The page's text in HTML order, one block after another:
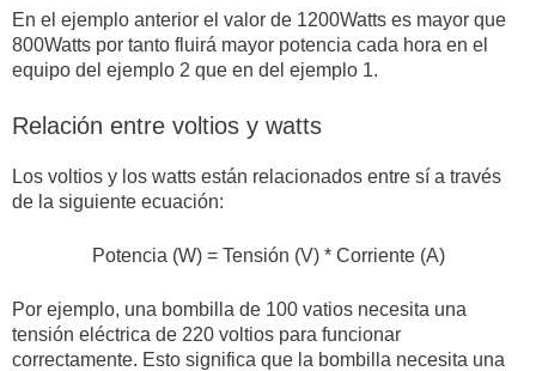
En el ejemplo anterior el valor de 1200Watts es mayor que
800Watts por tanto fluirá mayor potencia cada hora en el
equipo del ejemplo 2 que en del ejemplo 1.
Relación entre voltios y watts
Los voltios y los watts están relacionados entre sí a través
de la siguiente ecuación:
Potencia (W) = Tensión (V) * Corriente (A)
Por ejemplo, una bombilla de 100 vatios necesita una
tensión eléctrica de 220 voltios para funcionar
correctamente. Esto significa que la bombilla necesita una